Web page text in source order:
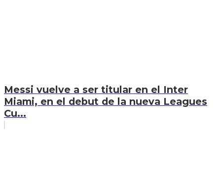
Messi vuelve a ser titular en el Inter
Miami, en el debut de la nueva Leagues
Cu...